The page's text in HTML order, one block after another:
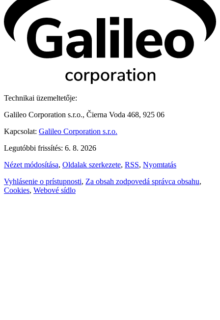
Technikai üzemeltetője:
Galileo Corporation s.r.o., Čierna Voda 468, 925 06
Kapcsolat: Galileo Corporation s.r.o.
Legutóbbi frissítés: 6. 8. 2026
Nézet módosítása, Oldalak szerkezete, RSS, Nyomtatás
Vyhlásenie o prístupnosti, Za obsah zodpovedá správca obsahu,
Cookies, Webové sídlo